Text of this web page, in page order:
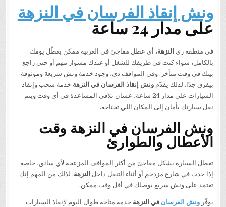
ونش إنقاذ الفرسان في النزهة
على مدار 24 ساعة
في منطقة زي النزهة، أي عطل مفاجئ في العربية ممكن يعطّل يومك
بالكامل، سواء كنت في طريقك للشغل أو عندك مشوار مهم أو حتى راجع
بيتك في وقت متأخر. وفي المواقف دي، وجود خدمة ونش سريعة وموثوقة
بيفرق جدًا. لذلك يقدّمونش إنقاذ الفرسان في النزهة خدمة سحب وإنقاذ
السيارات على مدار 24 ساعة، عشان تلاقي المساعدة في أي وقت ويتم
نقل سيارتك بأمان إلى المكان اللي تحتاجه.
ونش الفرسان في النزهة وقت
الأعطال والطوارئ
تعطل السيارة بشكل مفاجئ من أكثر المواقف المزعجة لأي سائق، خاصة
إذا حدث في شارع مزدحم أو أثناء التنقل داخل النزهة. لذلك من المهم إنك
تعتمد على ونش سريع يوصلك في أقل وقت ممكن.
يوفّرونش الفرسان في النزهة خدمة متاحة طوال اليوم لإنقاذ السيارات